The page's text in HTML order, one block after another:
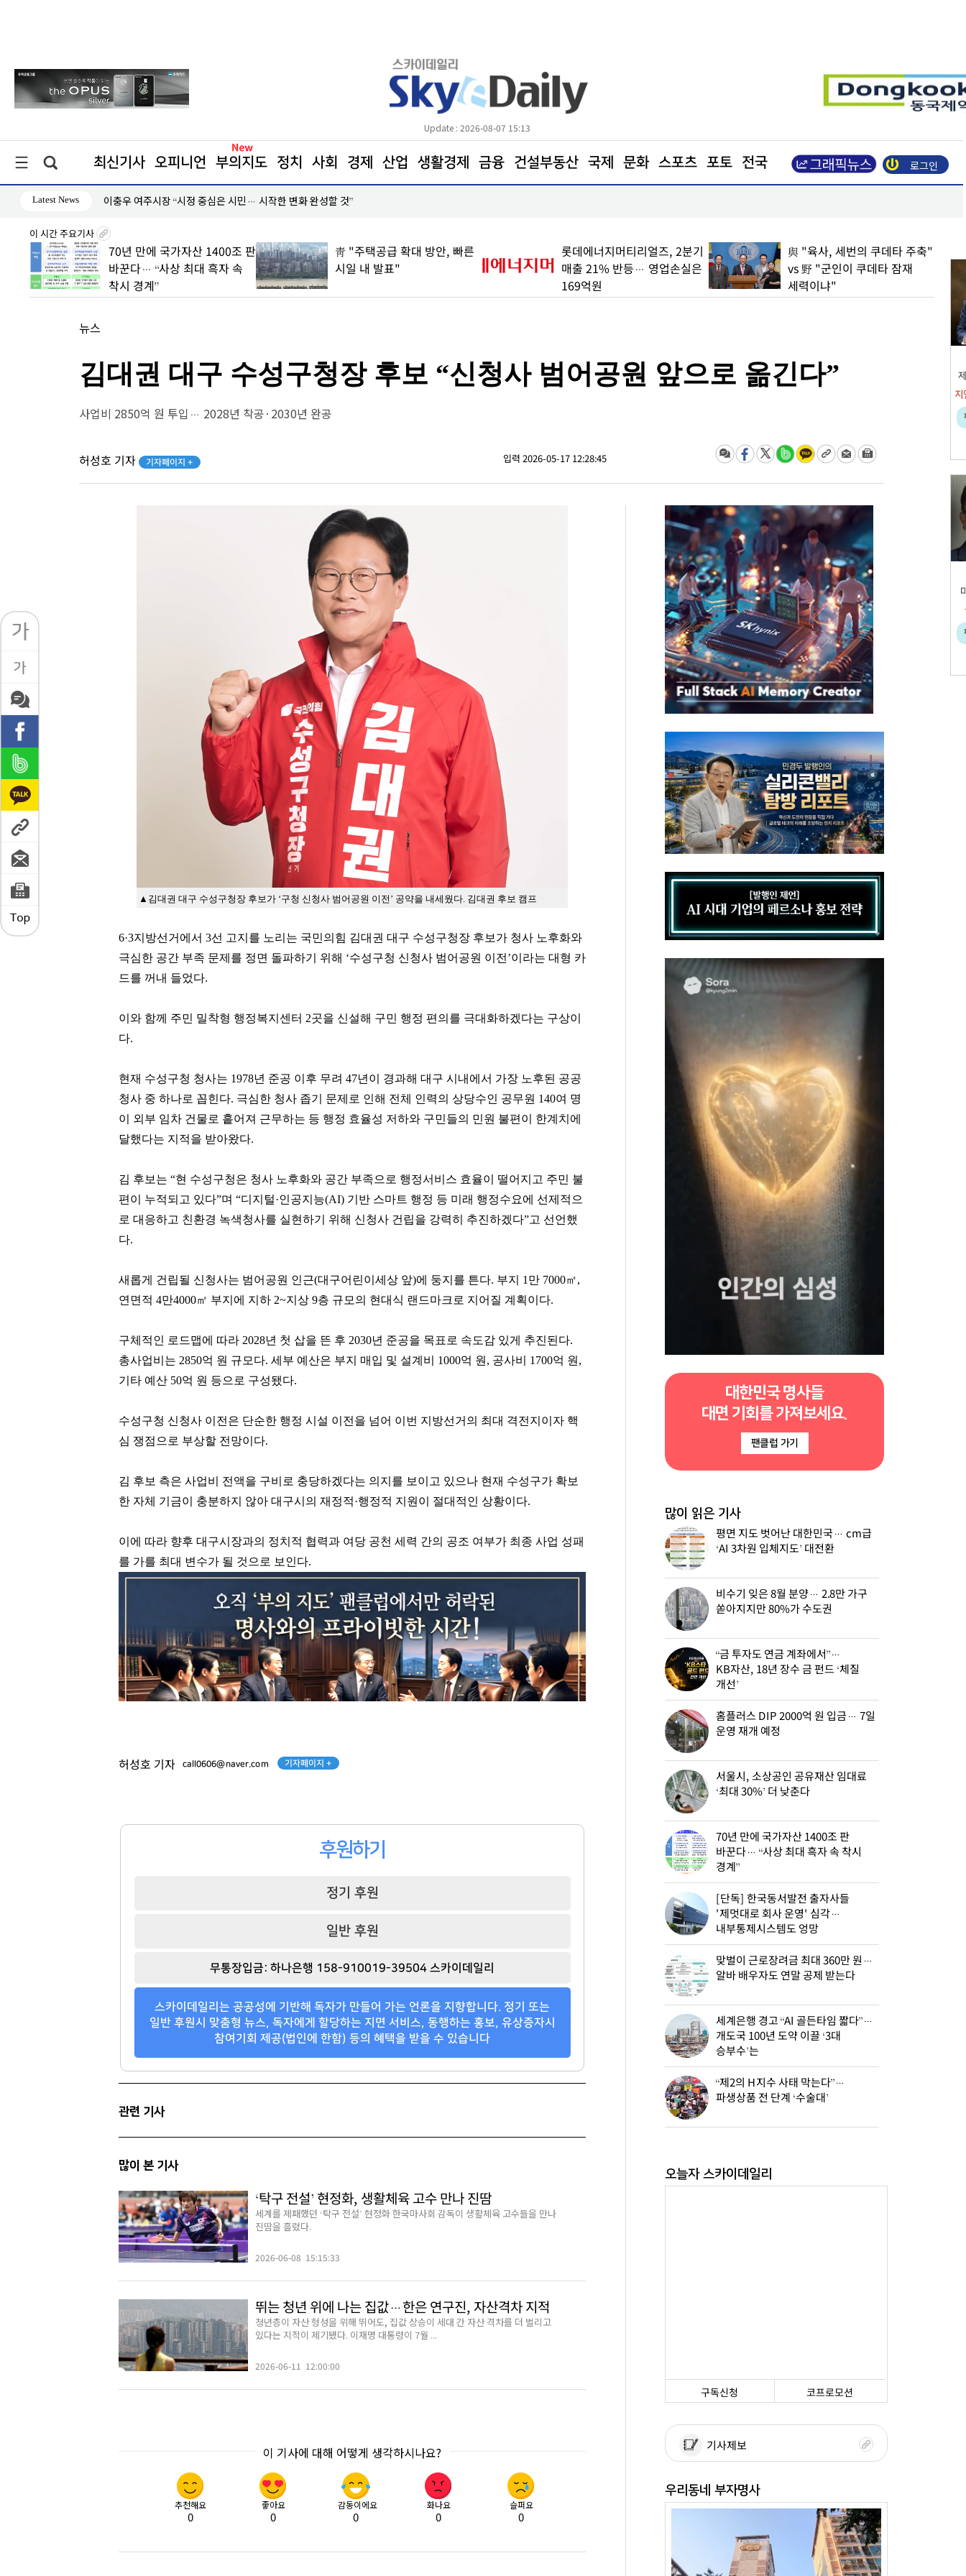
Update : 2026-08-07 15:13
최신기사 오피니언 부의지도 정치 사회 경제 산업 생활경제 금융 건설부동산 국제 문화 스포츠 포토 전국 로그인
Latest News 이충우 여주시장 “시정 중심은 시민… 시작한 변화 완성할 것”
이 시간 주요기사
70년 만에 국가자산 1400조 판
바꾼다… “사상 최대 흑자 속
착시 경계”
靑 "주택공급 확대 방안, 빠른
시일 내 발표"
롯데에너지머티리얼즈, 2분기
매출 21% 반등… 영업손실은
169억원
與 "육사, 세번의 쿠데타 주축"
vs 野 "군인이 쿠데타 잠재
세력이냐"
뉴스
김대권 대구 수성구청장 후보 “신청사 범어공원 앞으로 옮긴다”
사업비 2850억 원 투입… 2028년 착공·2030년 완공
허성호 기자 기자페이지 + 입력 2026-05-17 12:28:45
▲ 김대권 대구 수성구청장 후보가 ‘구청 신청사 범어공원 이전’ 공약을 내세웠다. 김대권 후보 캠프
6·3지방선거에서 3선 고지를 노리는 국민의힘 김대권 대구 수성구청장 후보가 청사 노후화와
극심한 공간 부족 문제를 정면 돌파하기 위해 ‘수성구청 신청사 범어공원 이전’이라는 대형 카
드를 꺼내 들었다.
이와 함께 주민 밀착형 행정복지센터 2곳을 신설해 구민 행정 편의를 극대화하겠다는 구상이
다.
현재 수성구청 청사는 1978년 준공 이후 무려 47년이 경과해 대구 시내에서 가장 노후된 공공
청사 중 하나로 꼽힌다. 극심한 청사 좁기 문제로 인해 전체 인력의 상당수인 공무원 140여 명
이 외부 임차 건물로 흩어져 근무하는 등 행정 효율성 저하와 구민들의 민원 불편이 한계치에
달했다는 지적을 받아왔다.
김 후보는 “현 수성구청은 청사 노후화와 공간 부족으로 행정서비스 효율이 떨어지고 주민 불
편이 누적되고 있다”며 “디지털·인공지능(AI) 기반 스마트 행정 등 미래 행정수요에 선제적으
로 대응하고 친환경 녹색청사를 실현하기 위해 신청사 건립을 강력히 추진하겠다”고 선언했
다.
새롭게 건립될 신청사는 범어공원 인근(대구어린이세상 앞)에 둥지를 튼다. 부지 1만 7000㎡,
연면적 4만4000㎡ 부지에 지하 2~지상 9층 규모의 현대식 랜드마크로 지어질 계획이다.
구체적인 로드맵에 따라 2028년 첫 삽을 뜬 후 2030년 준공을 목표로 속도감 있게 추진된다.
총사업비는 2850억 원 규모다. 세부 예산은 부지 매입 및 설계비 1000억 원, 공사비 1700억 원,
기타 예산 50억 원 등으로 구성됐다.
수성구청 신청사 이전은 단순한 행정 시설 이전을 넘어 이번 지방선거의 최대 격전지이자 핵
심 쟁점으로 부상할 전망이다.
김 후보 측은 사업비 전액을 구비로 충당하겠다는 의지를 보이고 있으나 현재 수성구가 확보
한 자체 기금이 충분하지 않아 대구시의 재정적·행정적 지원이 절대적인 상황이다.
이에 따라 향후 대구시장과의 정치적 협력과 여당 공천 세력 간의 공조 여부가 최종 사업 성패
를 가를 최대 변수가 될 것으로 보인다.
아크로리버파크
팬클럽 참여
BH엔터테인먼트
아페르한강
팬클럽 참여
81
강태영
NH농협은행
다가구주택 및 근린생활시설
팬클럽 참여
101
DL
단독주택
팬클럽 참여
118
소피아도무스
팬클럽 참여
허성호 기자 call0606@naver.com 기자페이지 +
후원하기
정기 후원
일반 후원
무통장입금: 하나은행 158-910019-39504 스카이데일리
스카이데일리는 공공성에 기반해 독자가 만들어 가는 언론을 지향합니다. 정기 또는
일반 후원시 맞춤형 뉴스, 독자에게 할당하는 지면 서비스, 동행하는 홍보, 유상증자시
참여기회 제공(법인에 한함) 등의 혜택을 받을 수 있습니다
관련 기사
많이 본 기사
‘탁구 전설’ 현정화, 생활체육 고수 만나 진땀
세계를 제패했던 ‘탁구 전설’ 현정화 한국마사회 감독이 생활체육 고수들을 만나
진땀을 흘렸다.
2026-06-08 15:15:33
뛰는 청년 위에 나는 집값…한은 연구진, 자산격차 지적
청년층이 자산 형성을 위해 뛰어도, 집값 상승이 세대 간 자산 격차를 더 벌리고
있다는 지적이 제기됐다. 이재명 대통령이 7월 ...
2026-06-11 12:00:00
이 기사에 대해 어떻게 생각하시나요?
추천해요
0
좋아요
0
감동이에요
0
화나요
0
슬퍼요
0
대한민국 명사들
대면 기회를 가져보세요.
팬클럽 가기
많이 읽은 기사
평면 지도 벗어난 대한민국… cm급
‘AI 3차원 입체지도’ 대전환
비수기 잊은 8월 분양… 2.8만 가구
쏟아지지만 80%가 수도권
“금 투자도 연금 계좌에서”…
KB자산, 18년 장수 금 펀드 ‘체질
개선’
홈플러스 DIP 2000억 원 입금… 7일
운영 재개 예정
서울시, 소상공인 공유재산 임대료
‘최대 30%’ 더 낮춘다
70년 만에 국가자산 1400조 판
바꾼다… “사상 최대 흑자 속 착시
경계”
[단독] 한국동서발전 출자사들
'제멋대로 회사 운영' 심각…
내부통제시스템도 엉망
맞벌이 근로장려금 최대 360만 원…
알바 배우자도 연말 공제 받는다
세계은행 경고 “AI 골든타임 짧다”…
개도국 100년 도약 이끌 ‘3대
승부수’는
“제2의 H지수 사태 막는다”…
파생상품 전 단계 ‘수술대’
오늘자 스카이데일리
구독신청 코프로모션
기사제보
우리동네 부자명사